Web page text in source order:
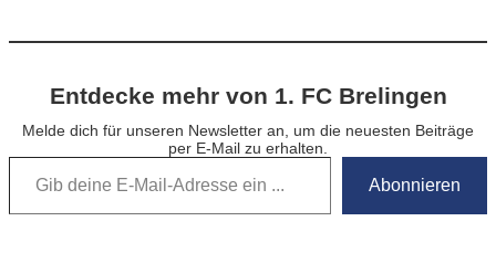
Entdecke mehr von 1. FC Brelingen
Melde dich für unseren Newsletter an, um die neuesten Beiträge
per E-Mail zu erhalten.
Gib deine E-Mail-Adresse ein …
Abonnieren